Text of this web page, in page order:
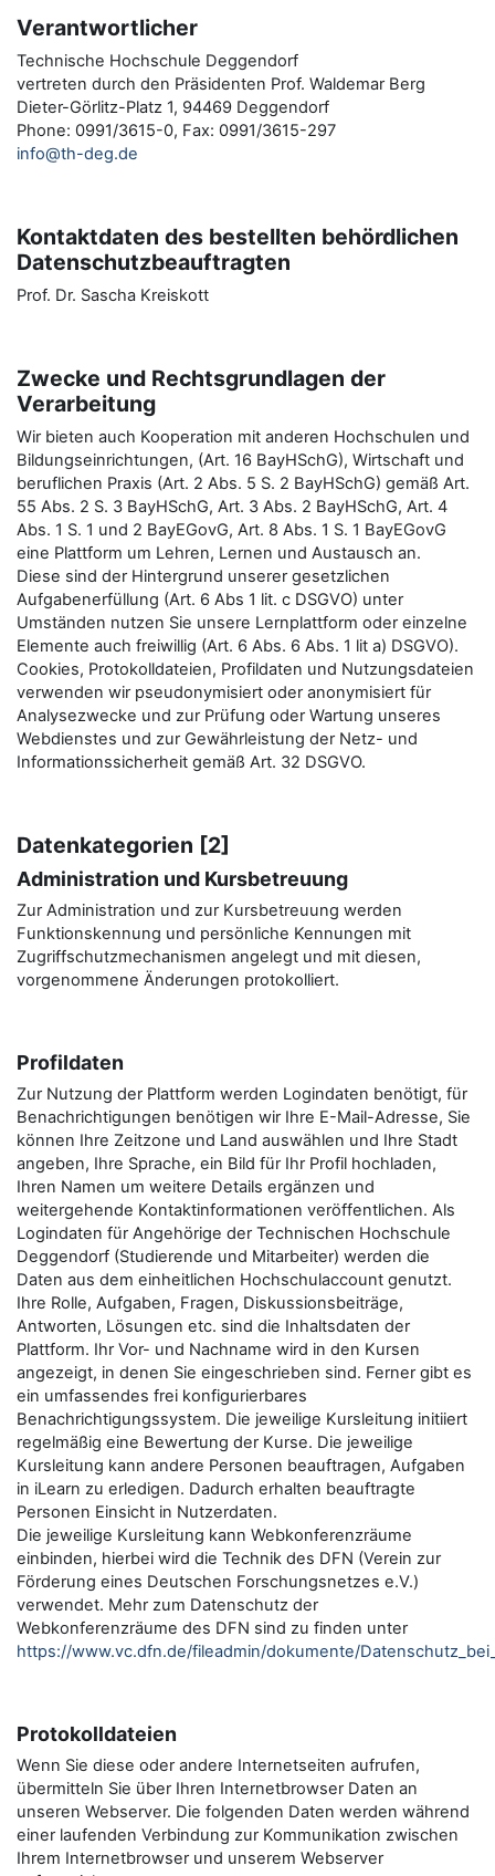
Verantwortlicher
Technische Hochschule Deggendorf
vertreten durch den Präsidenten Prof. Waldemar Berg
Dieter-Görlitz-Platz 1, 94469 Deggendorf
Phone: 0991/3615-0, Fax: 0991/3615-297
info@th-deg.de
Kontaktdaten des bestellten behördlichen
Datenschutzbeauftragten
Prof. Dr. Sascha Kreiskott
Zwecke und Rechtsgrundlagen der
Verarbeitung
Wir bieten auch Kooperation mit anderen Hochschulen und
Bildungseinrichtungen, (Art. 16 BayHSchG), Wirtschaft und
beruflichen Praxis (Art. 2 Abs. 5 S. 2 BayHSchG) gemäß Art.
55 Abs. 2 S. 3 BayHSchG, Art. 3 Abs. 2 BayHSchG, Art. 4
Abs. 1 S. 1 und 2 BayEGovG, Art. 8 Abs. 1 S. 1 BayEGovG
eine Plattform um Lehren, Lernen und Austausch an.
Diese sind der Hintergrund unserer gesetzlichen
Aufgabenerfüllung (Art. 6 Abs 1 lit. c DSGVO) unter
Umständen nutzen Sie unsere Lernplattform oder einzelne
Elemente auch freiwillig (Art. 6 Abs. 6 Abs. 1 lit a) DSGVO).
Cookies, Protokolldateien, Profildaten und Nutzungsdateien
verwenden wir pseudonymisiert oder anonymisiert für
Analysezwecke und zur Prüfung oder Wartung unseres
Webdienstes und zur Gewährleistung der Netz- und
Informationssicherheit gemäß Art. 32 DSGVO.
Datenkategorien [2]
Administration und Kursbetreuung
Zur Administration und zur Kursbetreuung werden
Funktionskennung und persönliche Kennungen mit
Zugriffschutzmechanismen angelegt und mit diesen,
vorgenommene Änderungen protokolliert.
Profildaten
Zur Nutzung der Plattform werden Logindaten benötigt, für
Benachrichtigungen benötigen wir Ihre E-Mail-Adresse, Sie
können Ihre Zeitzone und Land auswählen und Ihre Stadt
angeben, Ihre Sprache, ein Bild für Ihr Profil hochladen,
Ihren Namen um weitere Details ergänzen und
weitergehende Kontaktinformationen veröffentlichen. Als
Logindaten für Angehörige der Technischen Hochschule
Deggendorf (Studierende und Mitarbeiter) werden die
Daten aus dem einheitlichen Hochschulaccount genutzt.
Ihre Rolle, Aufgaben, Fragen, Diskussionsbeiträge,
Antworten, Lösungen etc. sind die Inhaltsdaten der
Plattform. Ihr Vor- und Nachname wird in den Kursen
angezeigt, in denen Sie eingeschrieben sind. Ferner gibt es
ein umfassendes frei konfigurierbares
Benachrichtigungssystem. Die jeweilige Kursleitung initiiert
regelmäßig eine Bewertung der Kurse. Die jeweilige
Kursleitung kann andere Personen beauftragen, Aufgaben
in iLearn zu erledigen. Dadurch erhalten beauftragte
Personen Einsicht in Nutzerdaten.
Die jeweilige Kursleitung kann Webkonferenzräume
einbinden, hierbei wird die Technik des DFN (Verein zur
Förderung eines Deutschen Forschungsnetzes e.V.)
verwendet. Mehr zum Datenschutz der
Webkonferenzräume des DFN sind zu finden unter
https://www.vc.dfn.de/fileadmin/dokumente/
Protokolldateien
Wenn Sie diese oder andere Internetseiten aufrufen,
übermitteln Sie über Ihren Internetbrowser Daten an
unseren Webserver. Die folgenden Daten werden während
einer laufenden Verbindung zur Kommunikation zwischen
Ihrem Internetbrowser und unserem Webserver